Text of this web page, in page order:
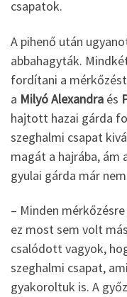
csapatok.
A pihenő után
abbahagyták.
fordítani a
a Milyó Alexandra és
hajtott hazai gárda
szeghalmi csapat
magát a hajrába, ám
gyulai gárda már
– Minden
ez most sem volt
csalódott vagyok,
szeghalmi csapat,
gyakoroltuk is. A